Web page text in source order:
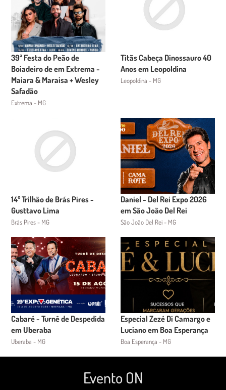
39ª Festa do Peão de
Boiadeiro de em Extrema -
Maiara & Maraisa + Wesley
Safadão
Extrema - MG
Titãs Cabeça Dinossauro 40
Anos em Leopoldina
Leopoldina - MG
14º Trilhão de Brás Pires -
Gusttavo Lima
Brás Pires - MG
Daniel - Del Rei Expo 2026
em São João Del Rei
São João Del Rei - MG
Cabaré - Turnê de Despedida
em Uberaba
Uberaba - MG
Especial Zezé Di Camargo e
Luciano em Boa Esperança
Boa Esperança - MG
Evento ON